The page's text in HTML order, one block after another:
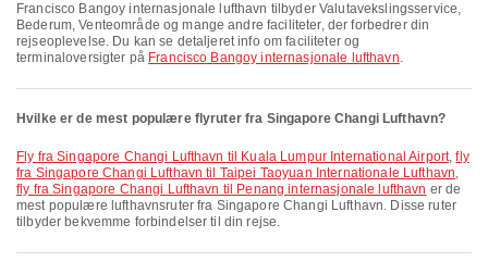
Francisco Bangoy internasjonale lufthavn tilbyder Valutavekslingsservice,
Bederum, Venteområde og mange andre faciliteter, der forbedrer din
rejseoplevelse. Du kan se detaljeret info om faciliteter og
terminaloversigter på Francisco Bangoy internasjonale lufthavn.
Hvilke er de mest populære flyruter fra Singapore Changi Lufthavn?
fly fra Singapore Changi Lufthavn til Kuala Lumpur International Airport,fly
fra Singapore Changi Lufthavn til Taipei Taoyuan Internationale Lufthavn,
fly fra Singapore Changi Lufthavn til Penang internasjonale lufthavn er de
mest populære lufthavnsruter fra Singapore Changi Lufthavn. Disse ruter
tilbyder bekvemme forbindelser til din rejse.